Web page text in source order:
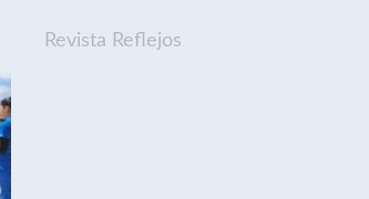
Revista Reflejos